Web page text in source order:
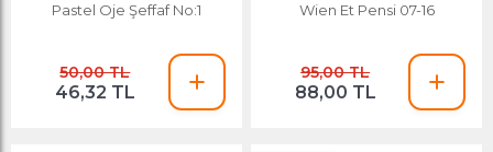
Pastel Oje Şeffaf No:1
50,00 TL
46,32 TL
Wien Et Pensi 07-16
95,00 TL
88,00 TL